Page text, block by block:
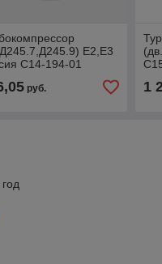
Е2,Е3
С14-194-01
руб. 1